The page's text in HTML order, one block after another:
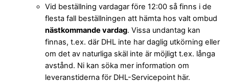
Vid beställning vardagar före 12:00 så finns i de
flesta fall beställningen att hämta hos valt ombud
nästkommande vardag. Vissa undantag kan
finnas, t.ex. där DHL inte har daglig utkörning eller
om det av naturliga skäl inte är möjligt t.ex. långa
avstånd. Ni kan söka mer information om
leveranstiderna för DHL-Servicepoint här.